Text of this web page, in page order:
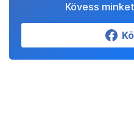
Kövess